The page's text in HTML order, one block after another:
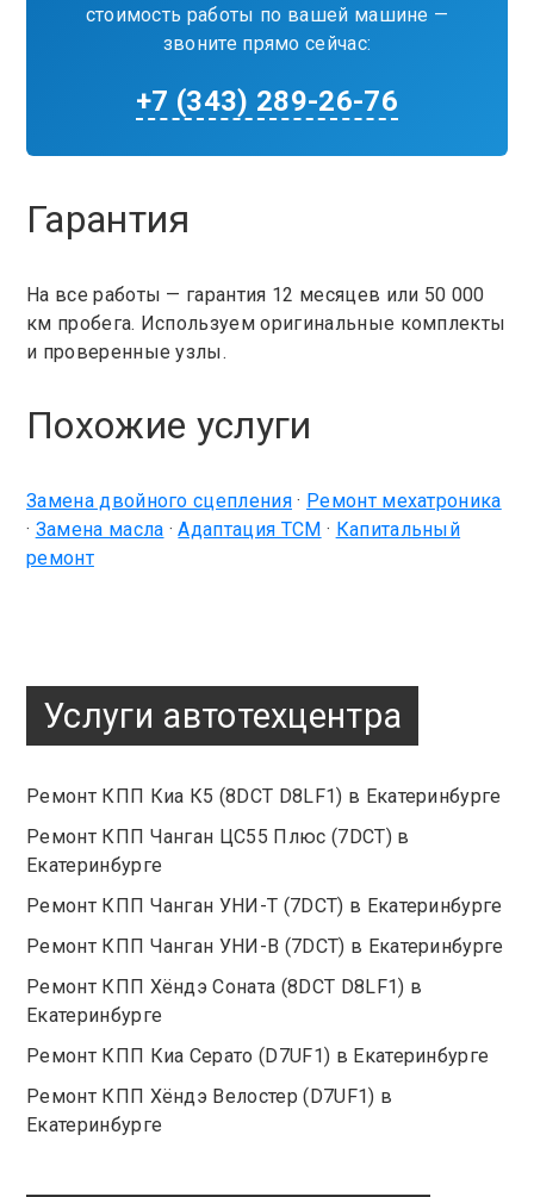
стоимость работы по вашей машине —
звоните прямо сейчас:
+7 (343) 289-26-76
Гарантия
На все работы — гарантия 12 месяцев или 50 000
км пробега. Используем оригинальные комплекты
и проверенные узлы.
Похожие услуги
Замена двойного сцепления · Ремонт мехатроника
· Замена масла ·Адаптация TCM · Капитальный
ремонт
Услуги автотехцентра
Ремонт КПП Киа К5 (8DCT D8LF1) в Екатеринбурге
Ремонт КПП Чанган ЦС55 Плюс (7DCT) в
Екатеринбурге
Ремонт КПП Чанган УНИ-Т (7DCT) в Екатеринбурге
Ремонт КПП Чанган УНИ-В (7DCT) в Екатеринбурге
Ремонт КПП Хёндэ Соната (8DCT D8LF1) в
Екатеринбурге
Ремонт КПП Киа Серато (D7UF1) в Екатеринбурге
Ремонт КПП Хёндэ Велостер (D7UF1) в
Екатеринбурге